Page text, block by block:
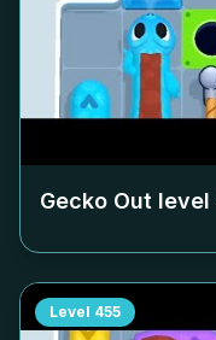
Gecko Out level
Level 455